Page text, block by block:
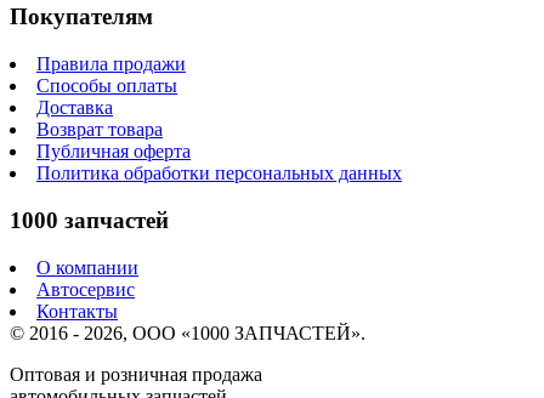
Покупателям
Правила продажи
Способы оплаты
Доставка
Возврат товара
Публичная оферта
Политика обработки персональных данных
1000 запчастей
О компании
Автосервис
Контакты
© 2016 - 2026, ООО «1000 ЗАПЧАСТЕЙ».
Оптовая и розничная продажа